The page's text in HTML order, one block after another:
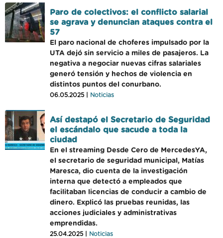
Paro de colectivos: el conflicto salarial
se agrava y denuncian ataques contra el
57
El paro nacional de choferes impulsado por la
UTA dejó sin servicio a miles de pasajeros. La
negativa a negociar nuevas cifras salariales
generó tensión y hechos de violencia en
distintos puntos del conurbano.
06.05.2025 | Noticias
Así destapó el Secretario de Seguridad
el escándalo que sacude a toda la
ciudad
En el streaming Desde Cero de MercedesYA,
el secretario de seguridad municipal, Matías
Maresca, dio cuenta de la investigación
interna que detectó a empleados que
facilitaban licencias de conducir a cambio de
dinero. Explicó las pruebas reunidas, las
acciones judiciales y administrativas
emprendidas.
25.04.2025 | Noticias